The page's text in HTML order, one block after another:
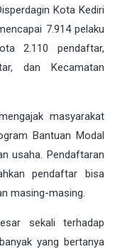
Kota Kediri
7.914 pelaku
2.110 pendaftar,
dan Kecamatan
masyarakat
Bantuan Modal
usaha. Pendaftaran
pendaftar bisa
masing-masing.
sekali terhadap
yang bertanya